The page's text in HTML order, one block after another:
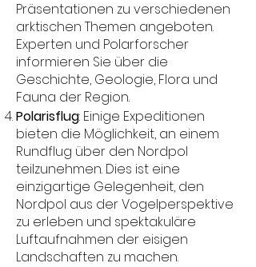
Präsentationen zu verschiedenen
arktischen Themen angeboten.
Experten und Polarforscher
informieren Sie über die
Geschichte, Geologie, Flora und
Fauna der Region.
Polarisflug: Einige Expeditionen
bieten die Möglichkeit, an einem
Rundflug über den Nordpol
teilzunehmen. Dies ist eine
einzigartige Gelegenheit, den
Nordpol aus der Vogelperspektive
zu erleben und spektakuläre
Luftaufnahmen der eisigen
Landschaften zu machen.